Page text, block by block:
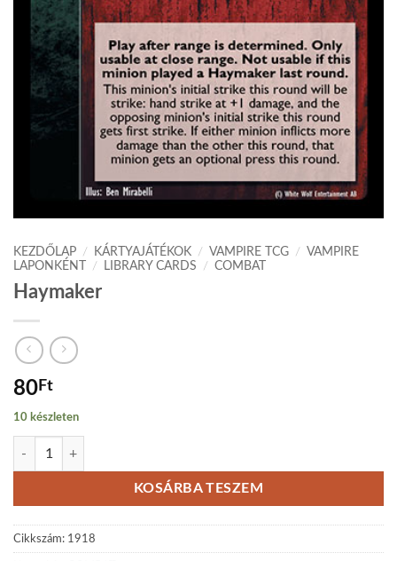
KEZDŐLAP / KÁRTYAJÁTÉKOK / VAMPIRE TCG /
VAMPIRE
LAPONKÉNT
/ LIBRARY CARDS / COMBAT
Haymaker
80Ft
10 készleten
Haymaker mennyiség
KOSÁRBA TESZEM
Cikkszám: 1918